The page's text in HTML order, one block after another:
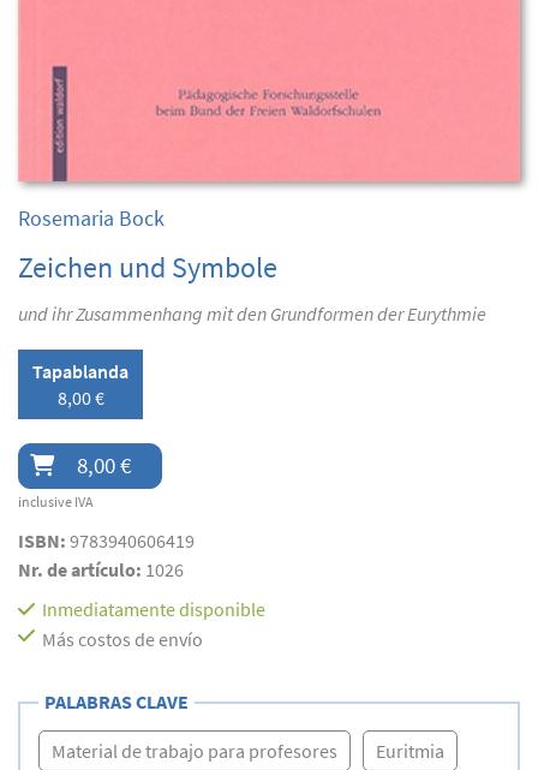
Rosemaria Bock
Zeichen und Symbole
und ihr Zusammenhang mit den Grundformen der Eurythmie
Tapablanda
8,00 €
8,00 €
inclusive IVA
ISBN: 9783940606419
Nr. de artículo: 1026
Inmediatamente disponible
Más costos de envío
PALABRAS CLAVE
Material de trabajo para profesores Euritmia